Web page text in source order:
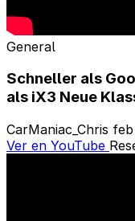
General
Schneller als
als iX3 Neue
CarManiac_Chris
Ver en YouTube